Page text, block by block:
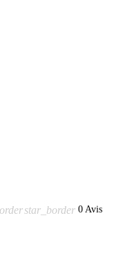
star_border 0 Avis